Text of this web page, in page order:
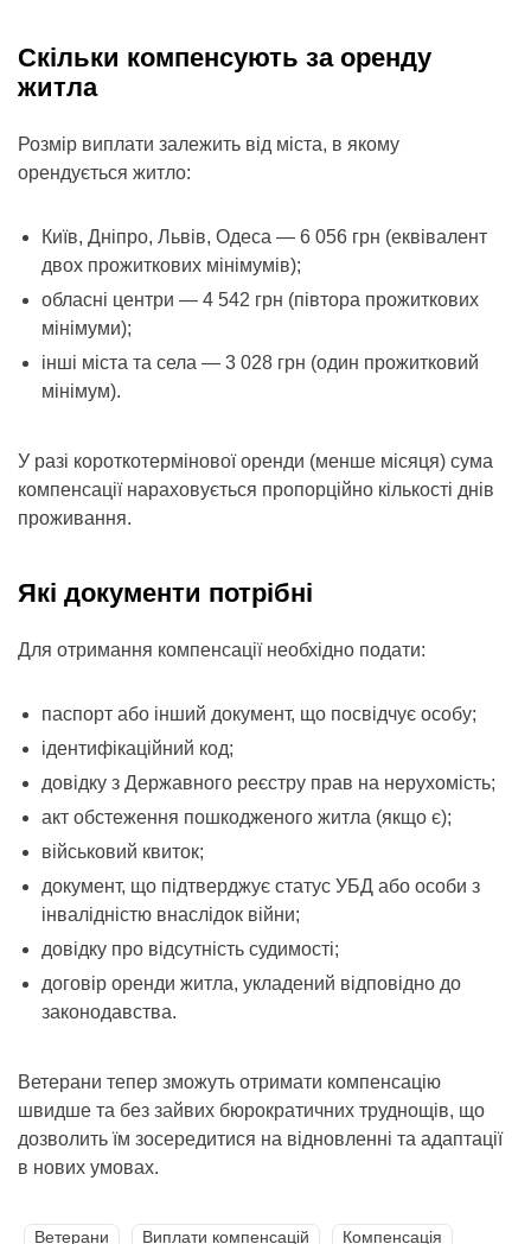
Скільки компенсують за оренду
житла
Розмір виплати залежить від міста, в якому
орендується житло:
Київ, Дніпро, Львів, Одеса — 6 056 грн (еквівалент
двох прожиткових мінімумів);
обласні центри — 4 542 грн (півтора прожиткових
мінімуми);
інші міста та села — 3 028 грн (один прожитковий
мінімум).
У разі короткотермінової оренди (менше місяця) сума
компенсації нараховується пропорційно кількості днів
проживання.
Які документи потрібні
Для отримання компенсації необхідно подати:
паспорт або інший документ, що посвідчує особу;
ідентифікаційний код;
довідку з Державного реєстру прав на нерухомість;
акт обстеження пошкодженого житла (якщо є);
військовий квиток;
документ, що підтверджує статус УБД або особи з
інвалідністю внаслідок війни;
довідку про відсутність судимості;
договір оренди житла, укладений відповідно до
законодавства.
Ветерани тепер зможуть отримати компенсацію
швидше та без зайвих бюрократичних труднощів, що
дозволить їм зосередитися на відновленні та адаптації
в нових умовах.
Ветерани Виплати компенсацій Компенсація